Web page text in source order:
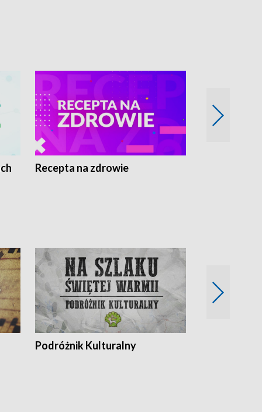
Recepta na zdrowie
Podróżnik Kulturalny